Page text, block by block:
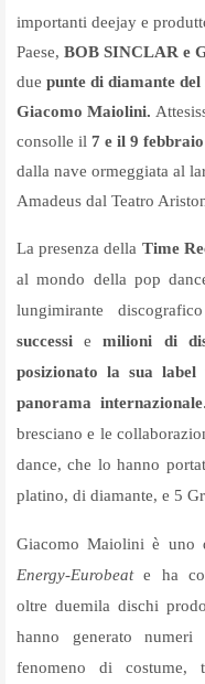
importanti deejay e
Paese, BOB SINCLAR e
due punte di diamante
Giacomo Maiolini.
consolle il 7 e il 9 febbraio
dalla nave ormeggiata al
Amadeus dal Teatro
La presenza della Time
al mondo della pop
lungimirante
successi emilioni di
posizionato la sua
panorama internazionale
bresciano e le
dance, che lo hanno
platino, di diamante, e 5
Giacomo Maiolini è uno
Energy-Eurobeate ha
oltre duemila dischi
hanno generato
fenomeno di costume,